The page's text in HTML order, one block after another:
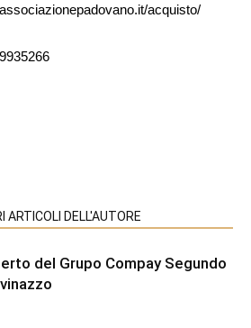
acquisto/
ARTICOLI DELL'AUTORE
del Grupo Compay Segundo